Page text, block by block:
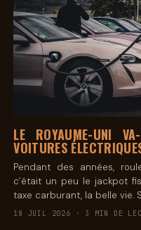
LE ROYAUME-UNI
VOITURES
Pendant des années,
c’était un peu le jackpot
taxe carburant, la belle vie.
18 JUIL 2026 · 3 MIN DE